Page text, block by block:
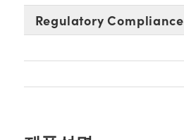
Regulatory Compliance